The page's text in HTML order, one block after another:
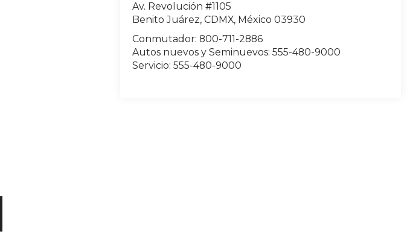
Av. Revolución #1105
Benito Juárez,CDMX, México 03930
Conmutador:800-711-2886
Autos nuevos y Seminuevos:555-480-9000
Servicio:555-480-9000